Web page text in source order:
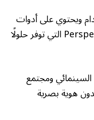
ويحتوي على أدوات
مثل Healing وSelective وPerspective التي توفر حلولًا
السينمائي ومجتمع
هوية بصرية